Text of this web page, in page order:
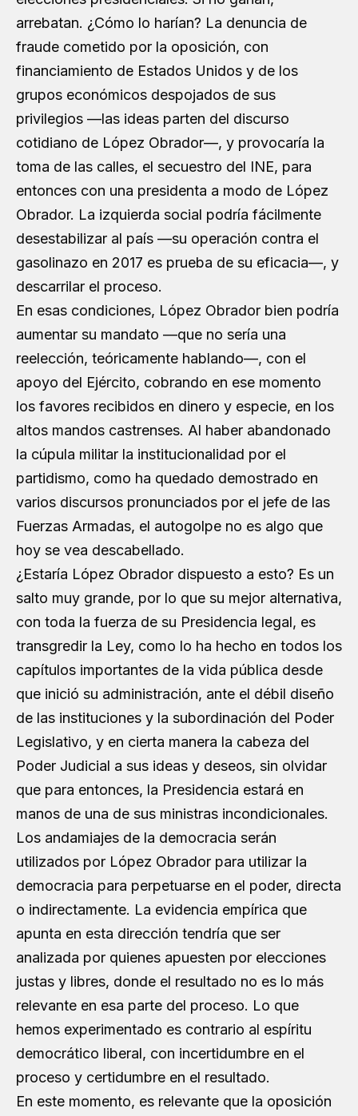
arrebatan. ¿Cómo lo harían? La denuncia de
fraude cometido por la oposición, con
financiamiento de Estados Unidos y de los
grupos económicos despojados de sus
privilegios —las ideas parten del discurso
cotidiano de López Obrador—, y provocaría la
toma de las calles, el secuestro del INE, para
entonces con una presidenta a modo de López
Obrador. La izquierda social podría fácilmente
desestabilizar al país —su operación contra el
gasolinazo en 2017 es prueba de su eficacia—, y
descarrilar el proceso.
En esas condiciones, López Obrador bien podría
aumentar su mandato —que no sería una
reelección, teóricamente hablando—, con el
apoyo del Ejército, cobrando en ese momento
los favores recibidos en dinero y especie, en los
altos mandos castrenses. Al haber abandonado
la cúpula militar la institucionalidad por el
partidismo, como ha quedado demostrado en
varios discursos pronunciados por el jefe de las
Fuerzas Armadas, el autogolpe no es algo que
hoy se vea descabellado.
¿Estaría López Obrador dispuesto a esto? Es un
salto muy grande, por lo que su mejor alternativa,
con toda la fuerza de su Presidencia legal, es
transgredir la Ley, como lo ha hecho en todos los
capítulos importantes de la vida pública desde
que inició su administración, ante el débil diseño
de las instituciones y la subordinación del Poder
Legislativo, y en cierta manera la cabeza del
Poder Judicial a sus ideas y deseos, sin olvidar
que para entonces, la Presidencia estará en
manos de una de sus ministras incondicionales.
Los andamiajes de la democracia serán
utilizados por López Obrador para utilizar la
democracia para perpetuarse en el poder, directa
o indirectamente. La evidencia empírica que
apunta en esta dirección tendría que ser
analizada por quienes apuesten por elecciones
justas y libres, donde el resultado no es lo más
relevante en esa parte del proceso. Lo que
hemos experimentado es contrario al espíritu
democrático liberal, con incertidumbre en el
proceso y certidumbre en el resultado.
En este momento, es relevante que la oposición